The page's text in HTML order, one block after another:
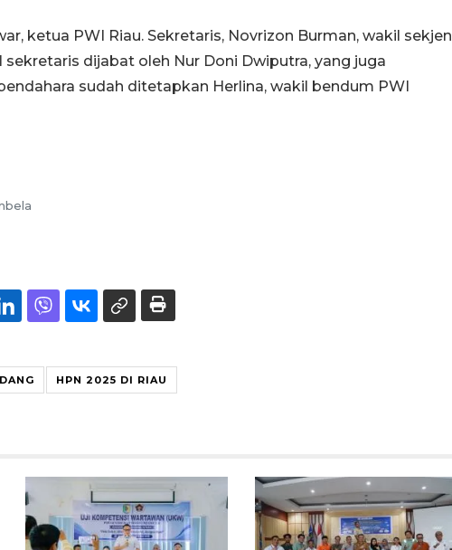
ketua PWI Riau. Sekretaris, Novrizon Burman, wakil sekjen
dijabat oleh Nur Doni Dwiputra, yang juga
sudah ditetapkan Herlina, wakil bendum PWI
HPN 2025 DI RIAU
Layanan pembuatan SIM Baru
di Satpas Polresta Palu